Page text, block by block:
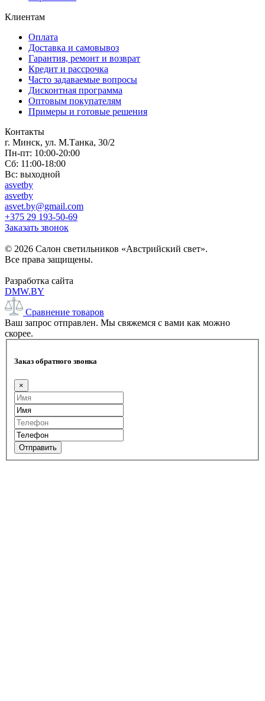
Клиентам
Оплата
Доставка и самовывоз
Гарантия, ремонт и возврат
Кредит и рассрочка
Часто задаваемые вопросы
Дисконтная программа
Оптовым покупателям
Примеры и готовые решения
Контакты
г. Минск, ул. М.Танка, 30/2
Пн-пт: 10:00-20:00
Сб: 11:00-18:00
Вс: выходной
asvetby
asvetby
asvet.by@gmail.com
+375 29 193-50-69
Заказать звонок
© 2026 Салон светильников «Австрийский свет».
Все права защищены.
Разработка сайта
DMW.BY
Сравнение товаров
Ваш запрос отправлен. Мы свяжемся с вами как можно
скорее.
Заказ обратного звонка
×
Отправить